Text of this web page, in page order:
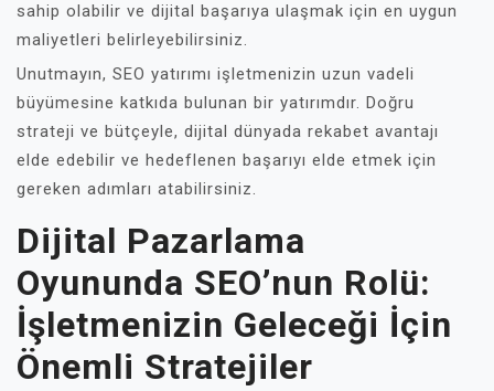
sahip olabilir ve dijital başarıya ulaşmak için en uygun
maliyetleri belirleyebilirsiniz.
Unutmayın, SEO yatırımı işletmenizin uzun vadeli
büyümesine katkıda bulunan bir yatırımdır. Doğru
strateji ve bütçeyle, dijital dünyada rekabet avantajı
elde edebilir ve hedeflenen başarıyı elde etmek için
gereken adımları atabilirsiniz.
Dijital Pazarlama
Oyununda SEO’nun Rolü:
İşletmenizin Geleceği İçin
Önemli Stratejiler